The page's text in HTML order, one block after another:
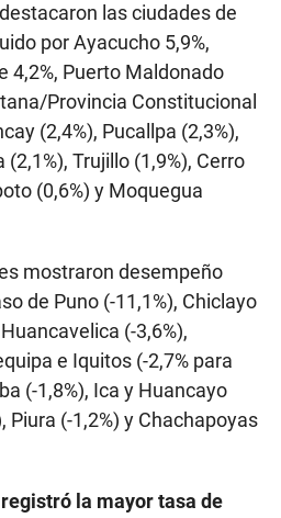
las ciudades de
por Ayacucho 5,9%,
4,2%, Puerto Maldonado
Provincia Constitucional
(2,4%), Pucallpa (2,3%),
Trujillo (1,9%), Cerro
(0,6%) y Moquegua
mostraron desempeño
de Puno (-11,1%), Chiclayo
(-3,6%),
e Iquitos (-2,7% para
(-1,8%), Ica y Huancayo
Piura (-1,2%) y Chachapoyas
la mayor tasa de